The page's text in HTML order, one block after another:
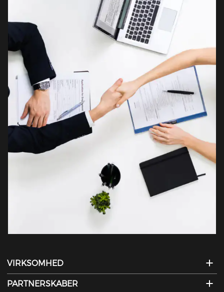
VIRKSOMHED
PARTNERSKABER